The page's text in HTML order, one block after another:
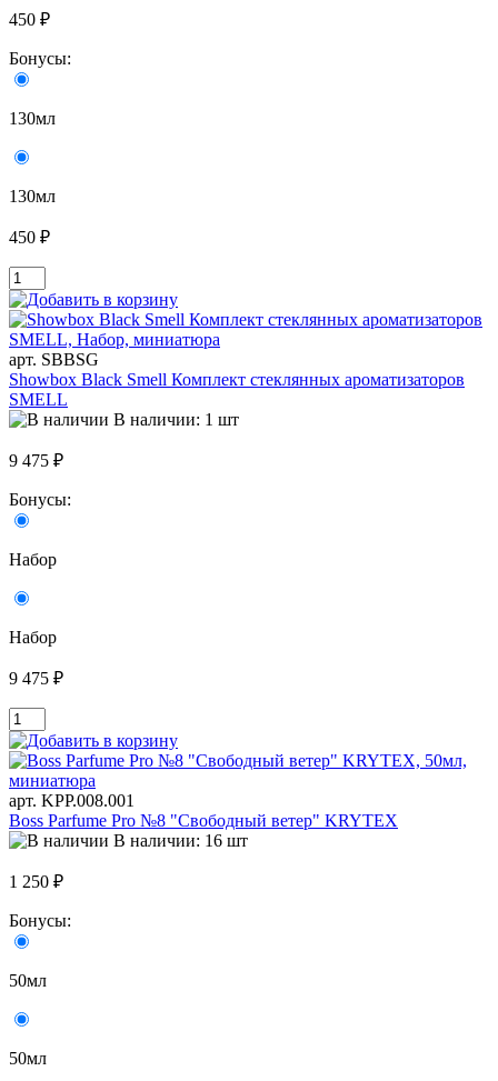
450 ₽
Бонусы:
130мл
130мл
450 ₽
арт. SBBSG
Showbox Black Smell Комплект стеклянных ароматизаторов
SMELL
В наличии: 1 шт
9 475 ₽
Бонусы:
Набор
Набор
9 475 ₽
арт. KРР.008.001
Boss Parfume Pro №8 "Свободный ветер" KRYTEX
В наличии: 16 шт
1 250 ₽
Бонусы:
50мл
50мл